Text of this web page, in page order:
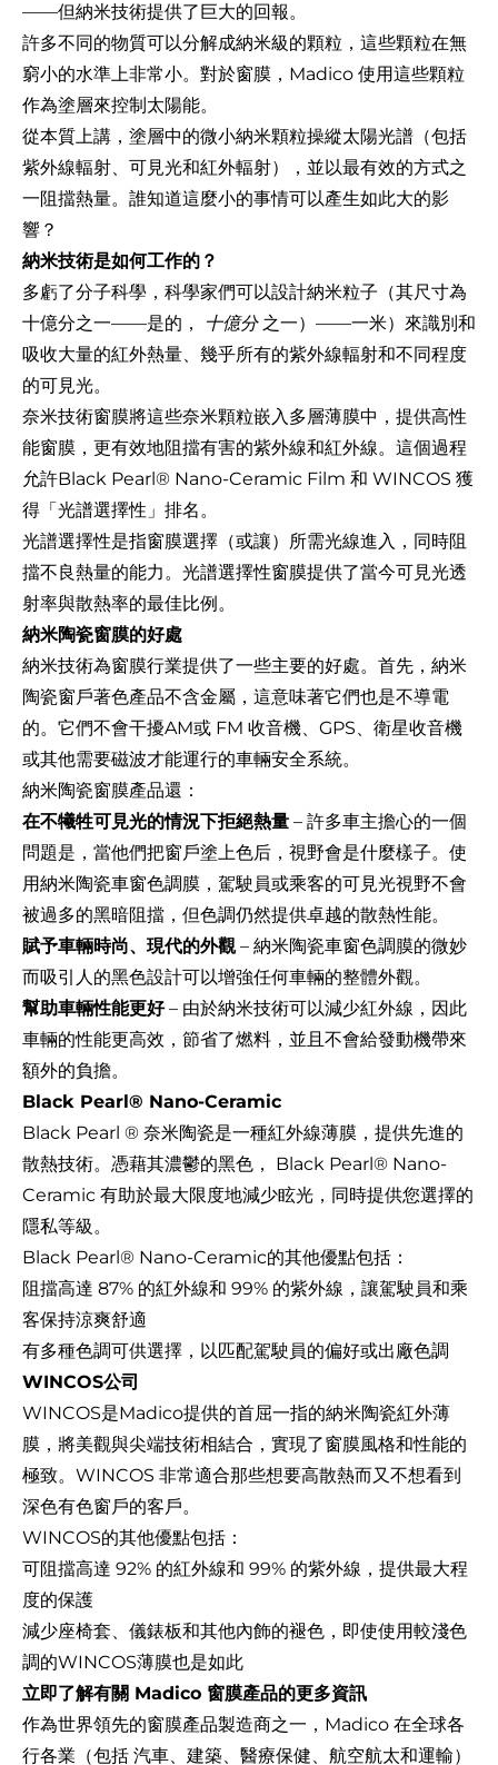
——但納米技術提供了巨大的回報。
許多不同的物質可以分解成納米級的顆粒，這些顆粒在無
窮小的水準上非常小。對於窗膜，Madico 使用這些顆粒
作為塗層來控制太陽能。
從本質上講，塗層中的微小納米顆粒操縱太陽光譜（包括
紫外線輻射、可見光和紅外輻射），並以最有效的方式之
一阻擋熱量。誰知道這麼小的事情可以產生如此大的影
響？
納米技術是如何工作的？
多虧了分子科學，科學家們可以設計納米粒子（其尺寸為
十億分之一——是的，
十億分之一）——一米）來識別和
吸收大量的紅外熱量、幾乎所有的紫外線輻射和不同程度
的可見光。
奈米技術窗膜將這些奈米顆粒嵌入多層薄膜中，提供高性
能窗膜，更有效地阻擋有害的紫外線和紅外線。這個過程
允許Black Pearl® Nano-Ceramic Film 和 WINCOS 獲
得「光譜選擇性」排名。
光譜選擇性是指窗膜選擇（或讓）所需光線進入，同時阻
擋不良熱量的能力。光譜選擇性窗膜提供了當今可見光透
射率與散熱率的最佳比例。
納米陶瓷窗膜的好處
納米技術為窗膜行業提供了一些主要的好處。首先，納米
陶瓷窗戶著色產品不含金屬，這意味著它們也是不導電
的。它們不會干擾AM或 FM 收音機、GPS、衛星收音機
或其他需要磁波才能運行的車輛安全系統。
納米陶瓷窗膜產品還：
在不犧牲可見光的情況下拒絕熱量 – 許多車主擔心的一個
問題是，當他們把窗戶塗上色后，視野會是什麼樣子。使
用納米陶瓷車窗色調膜，駕駛員或乘客的可見光視野不會
被過多的黑暗阻擋，但色調仍然提供卓越的散熱性能。
賦予車輛時尚、現代的外觀– 納米陶瓷車窗色調膜的微妙
而吸引人的黑色設計可以增強任何車輛的整體外觀。
幫助車輛性能更好– 由於納米技術可以減少紅外線，因此
車輛的性能更高效，節省了燃料，並且不會給發動機帶來
額外的負擔。
Black Pearl® Nano-Ceramic
Black Pearl ® 奈米陶瓷是一種紅外線薄膜，提供先進的
散熱技術。憑藉其濃鬱的黑色， Black Pearl® Nano-
Ceramic 有助於最大限度地減少眩光，同時提供您選擇的
隱私等級。
Black Pearl® Nano-Ceramic的其他優點包括：
阻擋高達 87% 的紅外線和 99% 的紫外線，讓駕駛員和乘
客保持涼爽舒適
有多種色調可供選擇，以匹配駕駛員的偏好或出廠色調
WINCOS公司
WINCOS是Madico提供的首屈一指的納米陶瓷紅外薄
膜，將美觀與尖端技術相結合，實現了窗膜風格和性能的
極致。WINCOS 非常適合那些想要高散熱而又不想看到
深色有色窗戶的客戶。
WINCOS的其他優點包括：
可阻擋高達 92% 的紅外線和 99% 的紫外線，提供最大程
度的保護
減少座椅套、儀錶板和其他內飾的褪色，即使使用較淺色
調的WINCOS薄膜也是如此
立即了解有關 Madico 窗膜產品的更多資訊
作為世界領先的窗膜產品製造商之一，Madico 在全球各
行各業（包括 汽車、建築、醫療保健、航空航太和運輸）